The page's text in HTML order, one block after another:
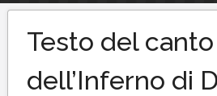
Testo del canto
dell’Inferno di